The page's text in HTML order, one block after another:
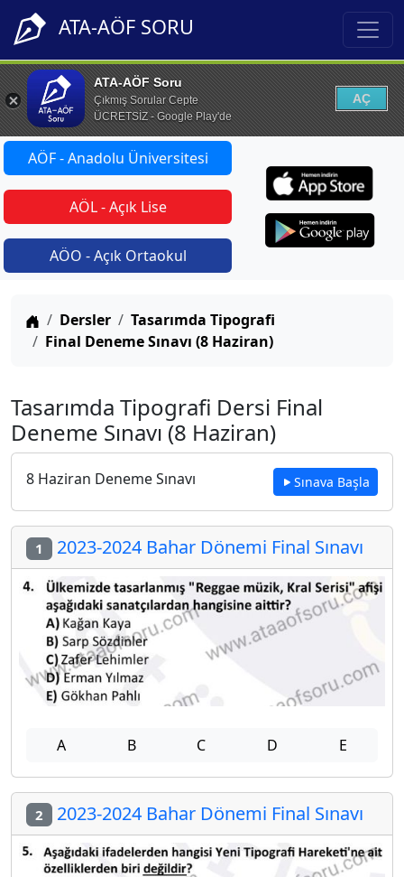
ATA-AÖF SORU
ATA-AÖF Soru
Çıkmış Sorular Cepte
ÜCRETSİZ - Google Play'de
AÇ
AÖF - Anadolu Üniversitesi
AÖL - Açık Lise
AÖO - Açık Ortaokul
Anasayfa
Dersler
Tasarımda Tipografi
Final Deneme Sınavı (8 Haziran)
Tasarımda Tipografi Dersi Final
Deneme Sınavı (8 Haziran)
8 Haziran Deneme Sınavı Sınava Başla
1 2023-2024 Bahar Dönemi Final Sınavı
A B C D E
2 2023-2024 Bahar Dönemi Final Sınavı